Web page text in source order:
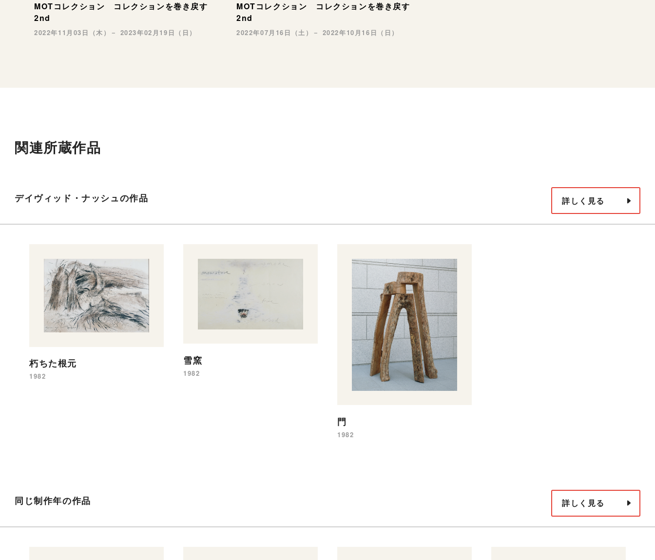
MOTコレクション コレクションを巻き戻す
2nd
2022年11月03日（木）－ 2023年02月19日（日）
MOTコレクション コレクションを巻き戻す
2nd
2022年07月16日（土）－ 2022年10月16日（日）
関連所蔵作品
デイヴィッド・ナッシュの作品 詳しく見る
朽ちた根元
1982
雪窯
1982
門
1982
同じ制作年の作品 詳しく見る